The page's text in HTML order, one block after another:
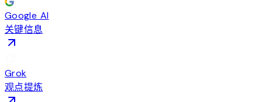
Google AI
关键信息
Grok
观点提炼